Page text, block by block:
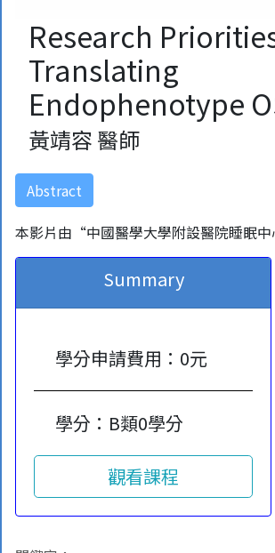
Research
Translating
Endophenotype
黃靖容 醫師
Abstract
本影片由“中國醫學大學附設醫院睡眠
Summary
學分申請費用：0元
學分：B類0學分
觀看課程